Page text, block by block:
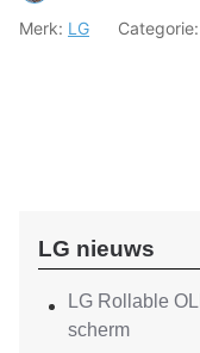
Merk: LG Categorie:
LG nieuws
LG Rollable
scherm